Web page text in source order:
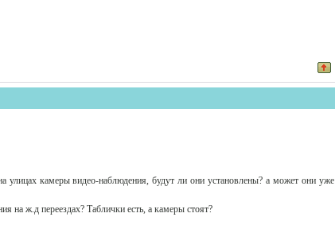
улицах камеры видео-наблюдения, будут ли они установлены? а может они уже
на ж.д переездах? Таблички есть, а камеры стоят?